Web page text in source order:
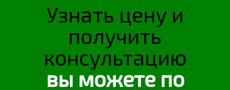
Узнать цену и
получить
консультацию
вы можете по